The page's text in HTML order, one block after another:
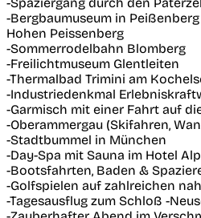
-Bergbaumuseum in
Hohen Peissenberg
-Sommerrodelbahn Blomberg
-Freilichtmuseum Glentleiten
-Thermalbad Trimini am
-Industriedenkmal
-Garmisch mit einer Fahrt auf
-Oberammergau (Skifahren,
-Stadtbummel in München
-Day-Spa mit Sauna im Hotel
-Bootsfahrten, Baden &
-Golfspielen auf zahlreichen
-Tagesausflug zum Schloß -